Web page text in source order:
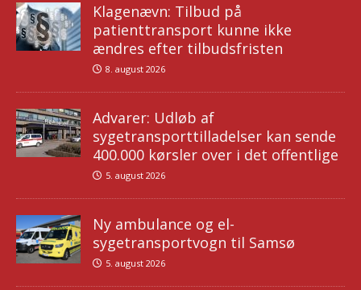
Klagenævn: Tilbud på
patienttransport kunne ikke
ændres efter tilbudsfristen
8. august 2026
Advarer: Udløb af
sygetransporttilladelser kan sende
400.000 kørsler over i det offentlige
5. august 2026
Ny ambulance og el-
sygetransportvogn til Samsø
5. august 2026